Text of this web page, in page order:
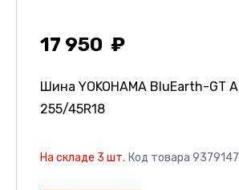
17 950
Шина YOKOHAMA BluEarth-GT
255/45R18
На складе 3 шт. Код товара 9379147